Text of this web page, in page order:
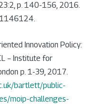
p. 140-156, 2016.
Innovation Policy:
– Institute for
p. 1-39, 2017.
bartlett/public-
moip-challenges-